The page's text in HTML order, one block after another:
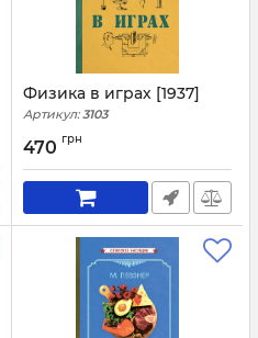
Физика в играх [1937]
Артикул: 3103
470 грн